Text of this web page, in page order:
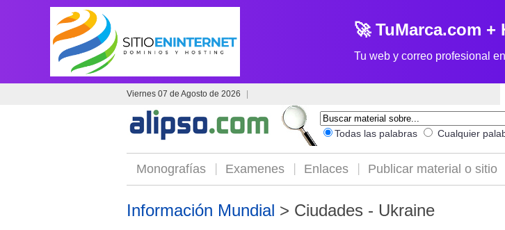
🚀 TuMarca.com +
Tu web y correo profesional
Viernes 07 de Agosto de 2026
Todas las palabras Cualquier
Monografías Examenes Enlaces Publicar material o sitio
Información Mundial > Ciudades - Ukraine